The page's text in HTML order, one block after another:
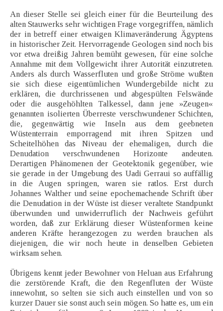
An dieser Stelle sei gleich einer für die Beurteilung des
alten Stauwerks sehr wichtigen Frage vorgegriffen, nämlich
der in betreff einer etwaigen Klimaveränderung Ägyptens
in historischer Zeit. Hervorragende Geologen sind noch bis
vor etwa dreißig Jahren bemüht gewesen, für eine solche
Annahme mit dem Vollgewicht ihrer Autorität einzutreten.
Anders als durch Wasserfluten und große Ströme wußten
sie sich diese eigentümlichen Wundergebilde nicht zu
erklären, die durchrissenen und abgespülten Felswände
oder die ausgehöhlten Talkessel, dann jene »Zeugen«
genannten isolierten Überreste verschwundener Schichten,
die, gegenwärtig wie Inseln aus dem geebneten
Wüstenterrain emporragend mit ihren Spitzen und
Scheitelhöhen das Niveau der ehemaligen, durch die
Denudation verschwundenen Horizonte andeuten.
Derartigen Phänomenen der Geotektonik gegenüber, wie
sie gerade in der Umgebung des Uadi Gerraui so auffällig
in die Augen springen, waren sie ratlos. Erst durch
Johannes Walther und seine epochemachende Schrift über
die Denudation in der Wüste ist dieser veraltete Standpunkt
überwunden und unwiderruflich der Nachweis geführt
worden, daß zur Erklärung dieser Wüstenformen keine
anderen Kräfte herangezogen zu werden brauchen als
diejenigen, die wir noch heute in denselben Gebieten
wirksam sehen.
Übrigens kennt jeder Bewohner von Heluan aus Erfahrung
die zerstörende Kraft, die den Regenfluten der Wüste
innewohnt, so selten sie sich auch einstellen und von so
kurzer Dauer sie sonst auch sein mögen. So hatte es, um ein